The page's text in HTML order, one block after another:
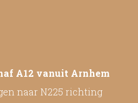
A12 vanuit Arnhem
naar N225 richting